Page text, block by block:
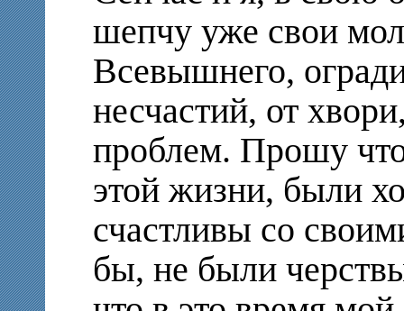
шепчу уже свои
Всевышнего,
несчастий, от
проблем. Прошу
этой жизни, были
счастливы со
бы, не были